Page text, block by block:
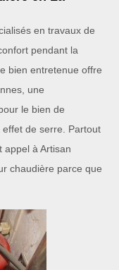
en travaux de
pendant la
bien entretenue offre
une
le bien de
effet de serre. Partout
appel à Artisan
chaudière parce que